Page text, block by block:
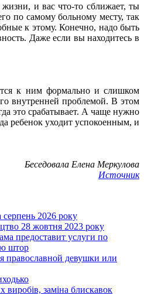
и вас что-то сближает, ты
по самому больному месту, так
к этому. Конечно, надо быть
Даже если вы находитесь в
к ним формально и слишком
внутренней проблемой. В этом
это срабатывает. А чаще нужно
ребенок уходит успокоенным, и
Беседовала Елена Меркулова
Источник
серпень 2026 року
28 жовтня 2023 року
предоставит услуги по
штор
православной девушки или
виробів, заміна блискавок